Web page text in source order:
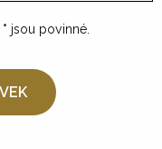
* jsou povinné.